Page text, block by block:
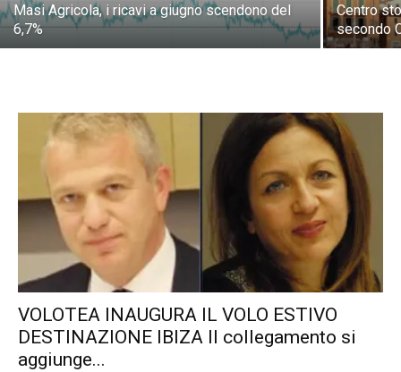
Masi Agricola, i ricavi a giugno scendono del
6,7%
Centro
secondo
VOLOTEA INAUGURA IL VOLO ESTIVO
DESTINAZIONE IBIZA Il collegamento si
aggiunge...